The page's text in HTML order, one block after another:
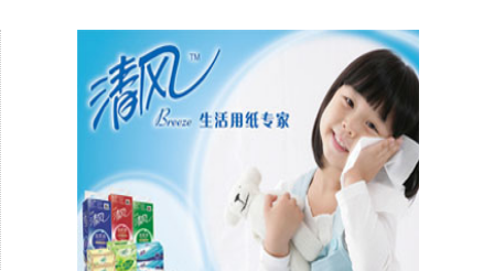
厉害了！三星最新翻盖千元机曝光：防水防